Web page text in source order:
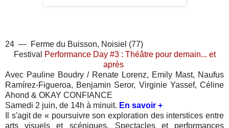
24 — Ferme du Buisson, Noisiel (77)
Festival Performance Day #3 : Théâtre pour demain... et
après
Avec Pauline Boudry / Renate Lorenz, Emily Mast, Naufus
Ramírez-Figueroa, Benjamin Seror, Virginie Yassef, Céline
Ahond & OKAY CONFIANCE
Samedi 2 juin, de 14h à minuit. En savoir +
Il s'agit de « poursuivre son exploration des interstices entre
arts visuels et scéniques. Spectacles et performances